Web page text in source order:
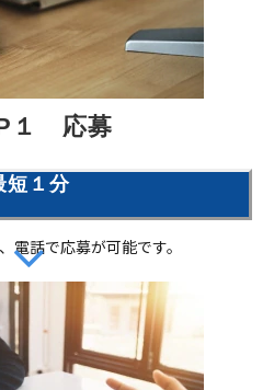
１　応募
短１分
電話で応募が可能です。